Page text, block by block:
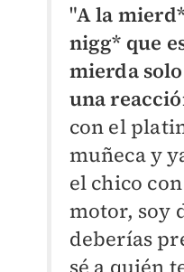
"A la
nigg* que
mierda
una
con el
muñeca y
el chico
motor, soy
deberías